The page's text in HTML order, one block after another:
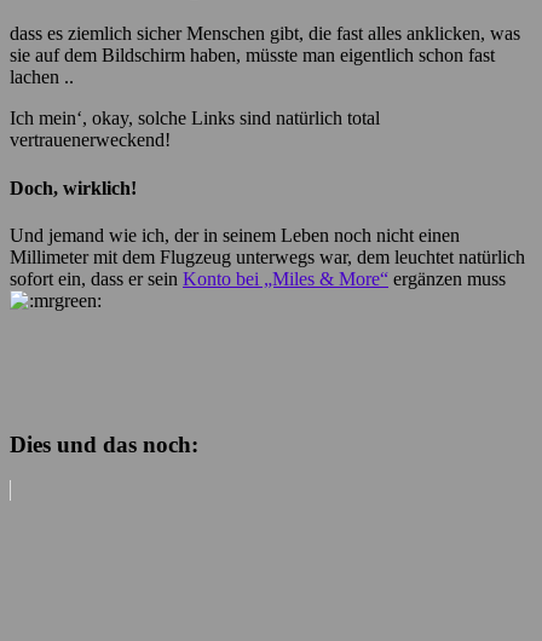
dass es ziemlich sicher Menschen gibt, die fast alles anklicken, was
sie auf dem Bildschirm haben, müsste man eigentlich schon fast
lachen ..
Ich mein‘, okay, solche Links sind natürlich total
vertrauenerweckend!
Doch, wirklich!
Und jemand wie ich, der in seinem Leben noch nicht einen
Millimeter mit dem Flugzeug unterwegs war, dem leuchtet natürlich
sofort ein, dass er sein Konto bei „Miles & More“ ergänzen muss
Dies und das noch: